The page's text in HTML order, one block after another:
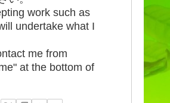
work such as
undertake what I
me from
at the bottom of